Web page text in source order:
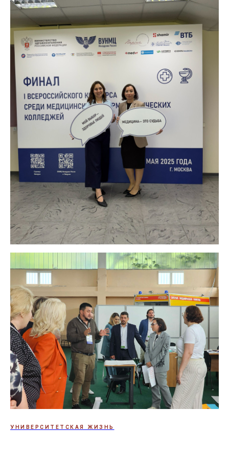
УНИВЕРСИТЕТСКАЯ ЖИЗНЬ